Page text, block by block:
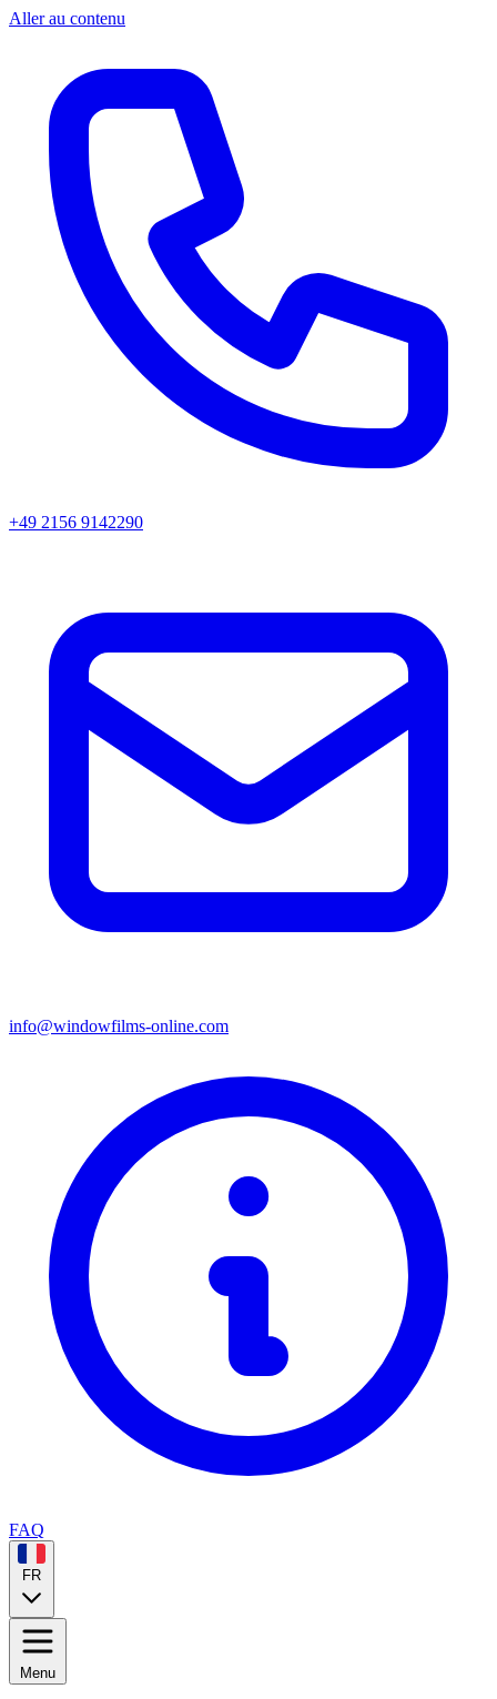
Aller au contenu
+49 2156 9142290
info@windowfilms-online.com
FAQ
FR
Menu